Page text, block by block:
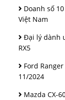
Doanh số
Việt Nam
Đại lý dành
RX5
Ford
11/2024
Mazda CX-